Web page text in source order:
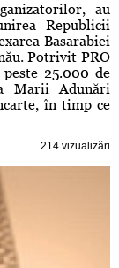
au
Republicii
Basarabiei
Potrivit PRO
25.000 de
Marii Adunări
în timp ce
214 vizualizări